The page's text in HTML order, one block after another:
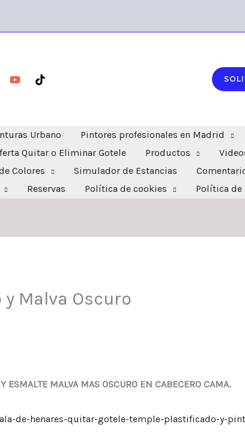
Urbano Pintores profesionales en Madrid
Quitar o Eliminar Gotele Productos
Colores Simulador de Estancias
Reservas Política de cookies Política de
Malva Oscuro
ESMALTE MALVA MAS OSCURO EN CABECERO CAMA.
de-henares-quitar-gotele-temple-plastificado-y-